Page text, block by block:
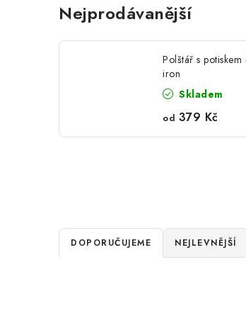
Nejprodávanější
Polštář s
iron
Skladem
od 379 Kč
Ř
a
DOPORUČUJEME NEJLEVNĚJŠÍ